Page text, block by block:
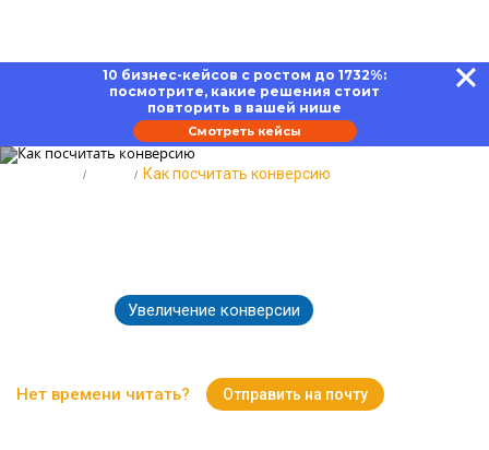
10 бизнес-кейсов с ростом до 1732%:
посмотрите, какие решения стоит
повторить в вашей нише
Смотреть кейсы
Как посчитать конверсию
Увеличение конверсии
Нет времени читать? Отправить на почту